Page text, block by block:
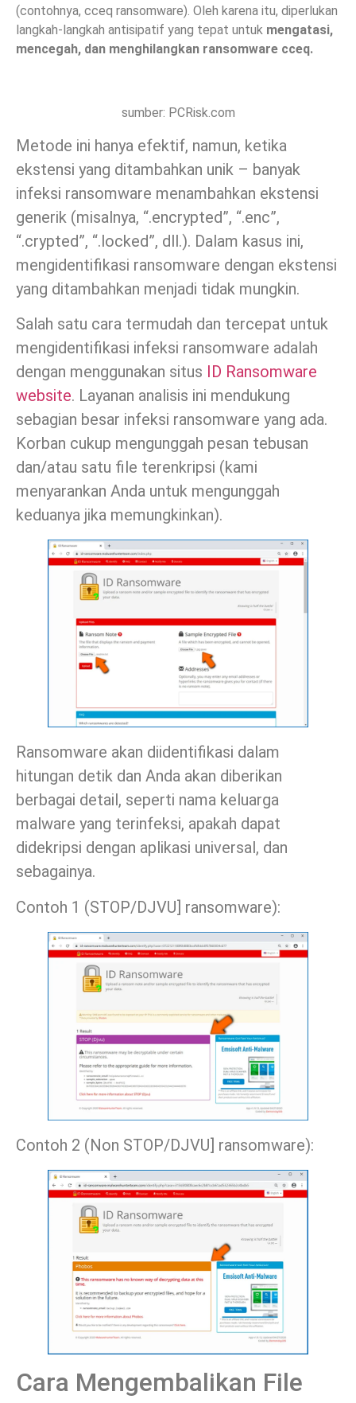
(contohnya, cceq ransomware). Oleh karena itu, diperlukan
langkah-langkah antisipatif yang tepat untuk mengatasi,
mencegah, dan menghilangkan ransomware cceq.
sumber: PCRisk.com
Metode ini hanya efektif, namun, ketika
ekstensi yang ditambahkan unik – banyak
infeksi ransomware menambahkan ekstensi
generik (misalnya, “.encrypted”, “.enc”,
“.crypted”, “.locked”, dll.). Dalam kasus ini,
mengidentifikasi ransomware dengan ekstensi
yang ditambahkan menjadi tidak mungkin.
Salah satu cara termudah dan tercepat untuk
mengidentifikasi infeksi ransomware adalah
dengan menggunakan situs
ID Ransomware
website. Layanan analisis ini mendukung
sebagian besar infeksi ransomware yang ada.
Korban cukup mengunggah pesan tebusan
dan/atau satu file terenkripsi (kami
menyarankan Anda untuk mengunggah
keduanya jika memungkinkan).
Ransomware akan diidentifikasi dalam
hitungan detik dan Anda akan diberikan
berbagai detail, seperti nama keluarga
malware yang terinfeksi, apakah dapat
didekripsi dengan aplikasi universal, dan
sebagainya.
Contoh 1 (STOP/DJVU] ransomware):
Contoh 2 (Non STOP/DJVU] ransomware):
Cara Mengembalikan File